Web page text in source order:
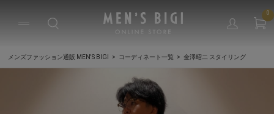
0
メンズファッション通販 MEN'S BIGI コーディネート一覧 金澤昭二 スタイリング